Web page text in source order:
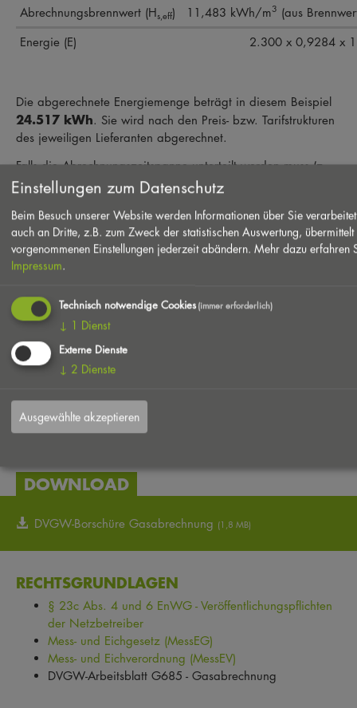
Abrechnungsbrennwert (Hs,eff) 11,483 kWh/m3 (aus
Energie (E)
2.300 x 0,9284 x
Die abgerechnete Energiemenge beträgt in diesem Beispiel
24.517 kWh. Sie wird nach den Preis- bzw. Tarifstrukturen
des jeweiligen Lieferanten abgerechnet.
Falls die Abrechnungszeitspanne unterteilt werden muss (z.
B. wegen Preis- oder Steueränderungen) und keine Ablesung
des Gaszählers vorliegt, wird die Mengenaufteilung nach
dem DVGW-Arbeitsblatt G685 durchgeführt. Der
Abrechnungsbrennwert wird dabei über den gesamten
Zeitraum zwischen den tatsächlichen Ablesungen gebildet.
Nur wenn echte Zwischenablesungen vorliegen, wird für jede
WEITERFÜHRENDE INFORMATIONEN
Eine ausführliche Erläuterung der Gasabrechnung finden Sie
in der DVGW-Broschüre "Ihre Gasabrechnung, mit Sicherheit
Bei Fragen zu Ihrer Gasabrechnung stehen wir Ihnen gerne
zur Verfügung.
DOWNLOAD
DVGW-Borschüre Gasabrechnung (1,8 MB)
RECHTSGRUNDLAGEN
§ 23c Abs. 4 und 6 EnWG - Veröffentlichungspflichten
der Netzbetreiber
Mess- und Eichgesetz (MessEG)
Mess- und Eichverordnung (MessEV)
DVGW-Arbeitsblatt G685 - Gasabrechnung
Einstellungen zum Datenschutz
Beim Besuch unserer Website werden Informationen über Sie
auch an Dritte, z.B. zum Zweck der statistischen Auswertung,
vorgenommenen Einstellungen jederzeit abändern. Mehr dazu erfahren
Impressum.
Technisch notwendige Cookies (immer erforderlich)
↓ 1 Dienst
Externe Dienste
↓ 2 Dienste
Ausgewählte akzeptieren